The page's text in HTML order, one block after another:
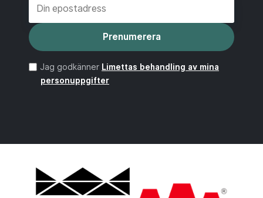
Prenumerera
Jag godkänner Limettas behandling av mina
personuppgifter